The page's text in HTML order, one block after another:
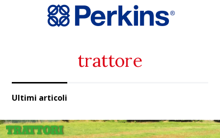
trattore
Ultimi articoli